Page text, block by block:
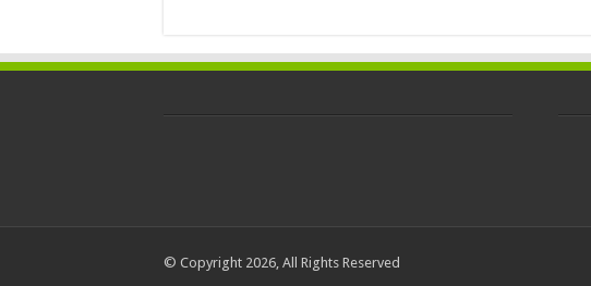
© Copyright 2026, All Rights Reserved